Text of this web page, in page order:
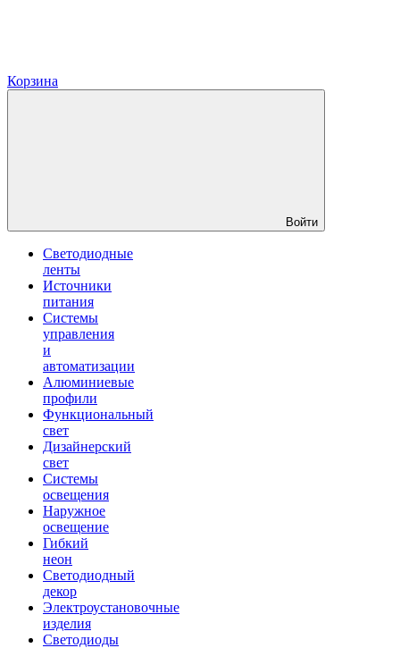
Корзина
Войти
Светодиодные
ленты
Источники
питания
Системы
управления
и
автоматизации
Алюминиевые
профили
Функциональный
свет
Дизайнерский
свет
Системы
освещения
Наружное
освещение
Гибкий
неон
Светодиодный
декор
Электроустановочные
изделия
Светодиоды